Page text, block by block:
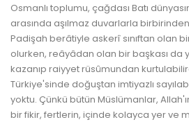
Osmanlı toplumu, çağdası Batı
arasında aşılmaz duvarlarla birbirinden
Padişah berâtiyle askerî sınıftan olan
olurken, reâyâdan olan bir başkası da
kazanıp raiyyet rüsûmundan
Türkiye'sinde doğuştan imtiyazlı
yoktu. Çünkü bütün Müslümanlar,
bir fikir, fertlerin, içinde kolayca yer ve